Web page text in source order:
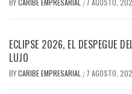
/
ECLIPSE 2026, EL DESPEGUE
LUJO
BYCARIBE EMPRESARIAL / 7 AGOSTO,